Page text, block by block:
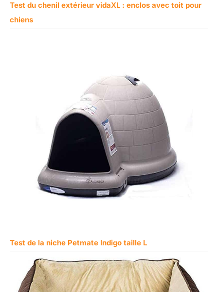
Test du chenil extérieur vidaXL : enclos avec toit pour
chiens
Test de la niche Petmate Indigo taille L